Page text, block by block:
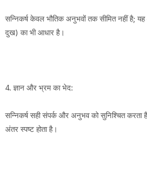
सन्निकर्ष केवल भौतिक अनुभवों तक सीमित नहीं
दुख) का भी आधार है।
4. ज्ञान और भ्रम का भेद:
सन्निकर्ष सही संपर्क और अनुभव को सुनिश्चित
अंतर स्पष्ट होता है।